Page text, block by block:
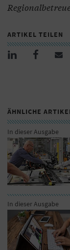
ARTIKEL TEILEN
ÄHNLICHE
In dieser Ausgabe
In dieser Ausgabe